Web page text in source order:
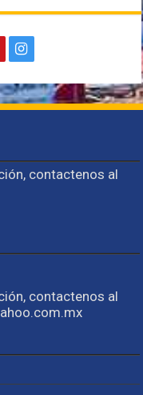
contactenos al
contactenos al